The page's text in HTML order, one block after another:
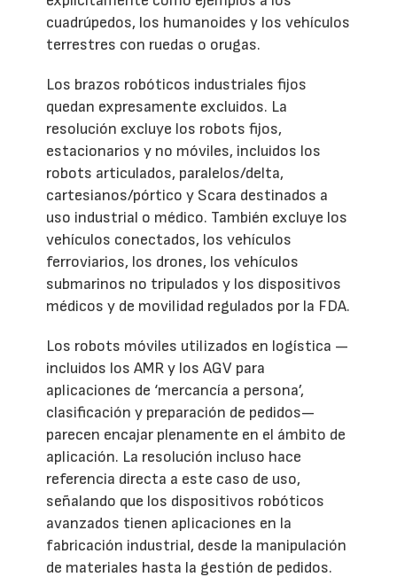
cuadrúpedos, los humanoides y los vehículos
terrestres con ruedas o orugas.
Los brazos robóticos industriales fijos
quedan expresamente excluidos. La
resolución excluye los robots fijos,
estacionarios y no móviles, incluidos los
robots articulados, paralelos/delta,
cartesianos/pórtico y Scara destinados a
uso industrial o médico. También excluye los
vehículos conectados, los vehículos
ferroviarios, los drones, los vehículos
submarinos no tripulados y los dispositivos
médicos y de movilidad regulados por la FDA.
Los robots móviles utilizados en logística —
incluidos los AMR y los AGV para
aplicaciones de ‘mercancía a persona’,
clasificación y preparación de pedidos—
parecen encajar plenamente en el ámbito de
aplicación. La resolución incluso hace
referencia directa a este caso de uso,
señalando que los dispositivos robóticos
avanzados tienen aplicaciones en la
fabricación industrial, desde la manipulación
de materiales hasta la gestión de pedidos.